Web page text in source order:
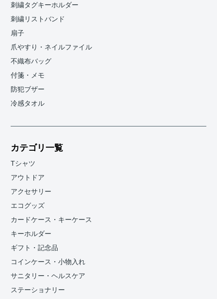
刺繍タグキーホルダー
刺繍リストバンド
扇子
爪やすり・ネイルファイル
不織布バッグ
付箋・メモ
防犯ブザー
冷感タオル
カテゴリ一覧
Tシャツ
アウトドア
アクセサリー
エコグッズ
カードケース・キーケース
キーホルダー
ギフト・記念品
コインケース・小物入れ
サニタリー・ヘルスケア
ステーショナリー